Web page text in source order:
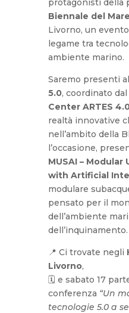
protagonisti della
Biennale del
Livorno, un
legame tra
ambiente marino.
Saremo presenti
5.0, coordinato dal
Center ARTES
realtà innovative
nell’ambito della
l’occasione,
MUSAI –
with Artificial
modulare
pensato per il
dell’ambiente
dell’inquinamento.
📍 Ci trovate negli
Livorno,
🗓 e sabato 17
conferenza “Un
tecnologie 5.0 a